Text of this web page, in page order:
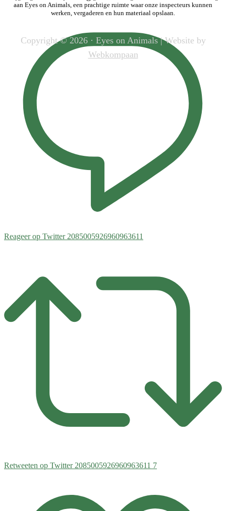
Reageer op Twitter 2085005926960963611
Retweeten op Twitter 2085005926960963611 7
aan Eyes on Animals, een prachtige ruimte waar onze inspecteurs kunnen
werken, vergaderen en hun materiaal opslaan.
Copyright © 2026 · Eyes on Animals | Website by
Webkompaan